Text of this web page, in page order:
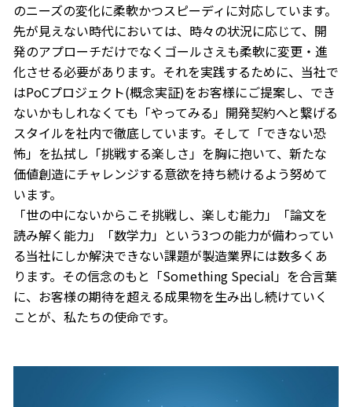
のニーズの変化に柔軟かつスピーディに対応しています。
先が見えない時代においては、時々の状況に応じて、開
発のアプローチだけでなくゴールさえも柔軟に変更・進
化させる必要があります。それを実践するために、当社で
はPoCプロジェクト(概念実証)をお客様にご提案し、でき
ないかもしれなくても「やってみる」開発契約へと繋げる
スタイルを社内で徹底しています。そして「できない恐
怖」を払拭し「挑戦する楽しさ」を胸に抱いて、新たな
価値創造にチャレンジする意欲を持ち続けるよう努めて
います。
「世の中にないからこそ挑戦し、楽しむ能力」「論文を
読み解く能力」「数学力」という3つの能力が備わってい
る当社にしか解決できない課題が製造業界には数多くあ
ります。その信念のもと「Something Special」を合言葉
に、お客様の期待を超える成果物を生み出し続けていく
ことが、私たちの使命です。